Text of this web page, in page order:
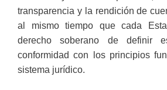
transparencia y la rendición de
al mismo tiempo que cada
derecho soberano de definir
conformidad con los principios
sistema jurídico.